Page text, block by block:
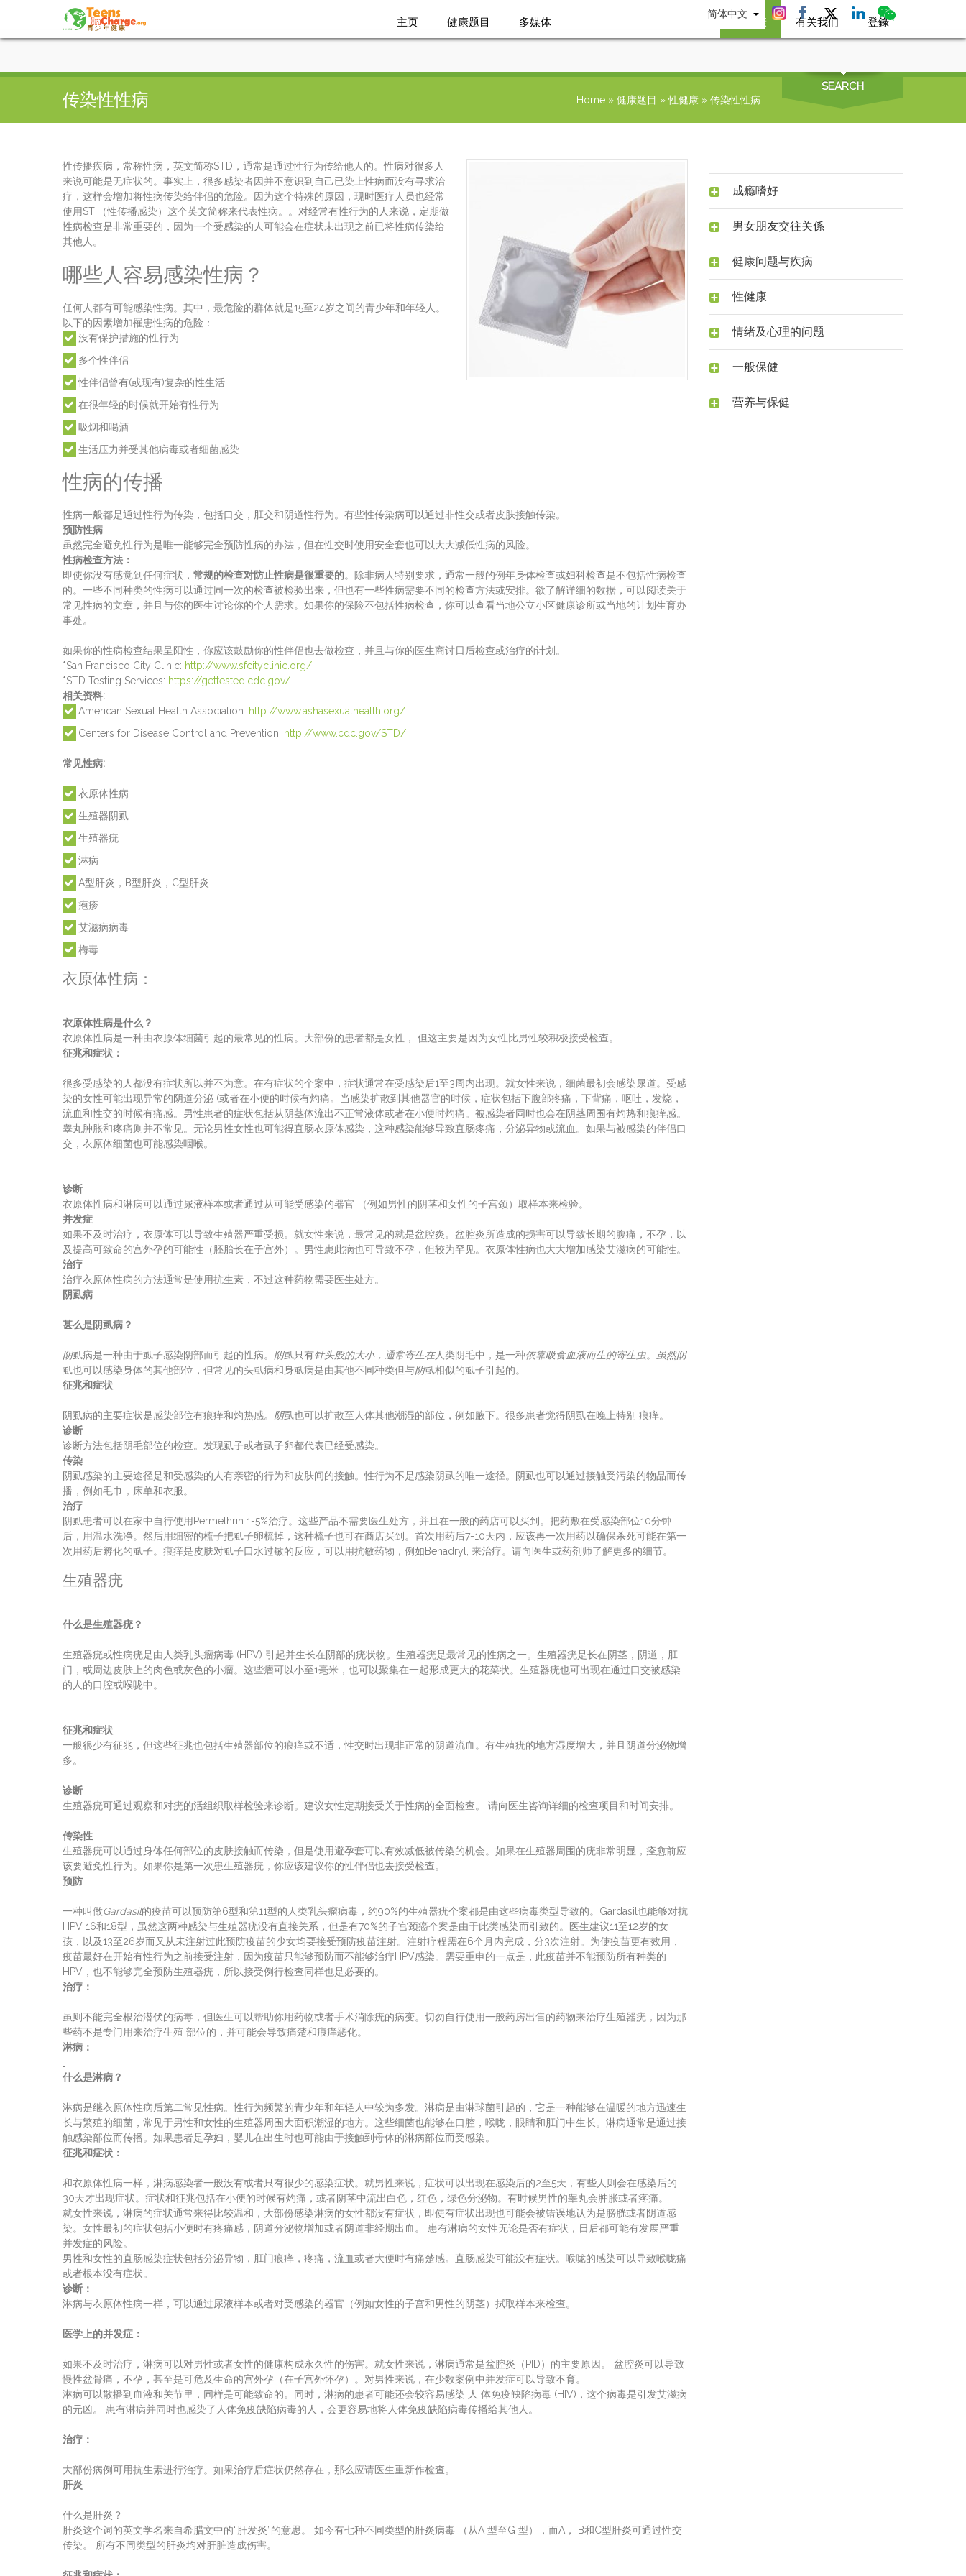
简体中文
主页 健康题目 多媒体 性健康 有关我们 登錄
SEARCH
传染性性病 Home » 健康题目 »性健康 » 传染性性病
成瘾嗜好
男女朋友交往关係
健康问题与疾病
性健康
情绪及心理的问题
一般保健
营养与保健
性传播疾病，常称性病，英文简称STD，通常是通过性行为传给他人的。性病对很多人
来说可能是无症状的。事实上，很多感染者因并不意识到自己已染上性病而没有寻求治
疗，这样会增加将性病传染给伴侣的危险。因为这个特殊的原因，现时医疗人员也经常
使用STI（性传播感染）这个英文简称来代表性病。。对经常有性行为的人来说，定期做
性病检查是非常重要的，因为一个受感染的人可能会在症状未出现之前已将性病传染给
其他人。
哪些人容易感染性病？
任何人都有可能感染性病。其中，最危险的群体就是15至24岁之间的青少年和年轻人。
以下的因素增加罹患性病的危险：
没有保护措施的性行为
多个性伴侣
性伴侣曾有(或现有)复杂的性生活
在很年轻的时候就开始有性行为
吸烟和喝酒
生活压力并受其他病毒或者细菌感染
性病的传播
性病一般都是通过性行为传染，包括口交，肛交和阴道性行为。有些性传染病可以通过非性交或者皮肤接触传染。
预防性病
虽然完全避免性行为是唯一能够完全预防性病的办法，但在性交时使用安全套也可以大大减低性病的风险。
性病检查方法：
即使你没有感觉到任何症状， 常规的检查对防止性病是很重要的。除非病人特别要求，通常一般的例年身体检查或妇科检查是不包括性病检查
的。一些不同种类的性病可以通过同一次的检查被检验出来，但也有一些性病需要不同的检查方法或安排。欲了解详细的数据，可以阅读关于
常见性病的文章，并且与你的医生讨论你的个人需求。如果你的保险不包括性病检查，你可以查看当地公立小区健康诊所或当地的计划生育办
事处。
如果你的性病检查结果呈阳性，你应该鼓励你的性伴侣也去做检查，并且与你的医生商讨日后检查或治疗的计划。
*San Francisco City Clinic: http://www.sfcityclinic.org/
*STD Testing Services: https://gettested.cdc.gov/
相关资料:
American Sexual Health Association: http://www.ashasexualhealth.org/
Centers for Disease Control and Prevention: http://www.cdc.gov/STD/
常见性病:
衣原体性病
生殖器阴虱
生殖器疣
淋病
A型肝炎，B型肝炎，C型肝炎
疱疹
艾滋病病毒
梅毒
衣原体性病：
衣原体性病是什么？
衣原体性病是一种由衣原体细菌引起的最常见的性病。大部份的患者都是女性， 但这主要是因为女性比男性较积极接受检查。
征兆和症状：
很多受感染的人都没有症状所以并不为意。在有症状的个案中，症状通常在受感染后1至3周内出现。就女性来说，细菌最初会感染尿道。受感
染的女性可能出现异常的阴道分泌 (或者在小便的时候有灼痛。当感染扩散到其他器官的时候，症状包括下腹部疼痛，下背痛，呕吐，发烧，
流血和性交的时候有痛感。男性患者的症状包括从阴茎体流出不正常液体或者在小便时灼痛。被感染者同时也会在阴茎周围有灼热和痕痒感。
睾丸肿胀和疼痛则并不常见。无论男性女性也可能得直肠衣原体感染，这种感染能够导致直肠疼痛，分泌异物或流血。如果与被感染的伴侣口
交，衣原体细菌也可能感染咽喉。
诊断
衣原体性病和淋病可以通过尿液样本或者通过从可能受感染的器官 （例如男性的阴茎和女性的子宫颈）取样本来检验。
并发症
如果不及时治疗，衣原体可以导致生殖器严重受损。就女性来说，最常见的就是盆腔炎。盆腔炎所造成的损害可以导致长期的腹痛，不孕，以
及提高可致命的宫外孕的可能性（胚胎长在子宫外）。男性患此病也可导致不孕，但较为罕见。衣原体性病也大大增加感染艾滋病的可能性。
治疗
治疗衣原体性病的方法通常是使用抗生素，不过这种药物需要医生处方。
阴虱病
甚么是阴虱病？
阴虱病是一种由于虱子感染阴部而引起的性病。 阴虱只有针头般的大小，通常寄生在人类阴毛中，是一种依靠吸食血液而生的寄生虫。
虽然阴
虱也可以感染身体的其他部位，但常见的头虱病和身虱病是由其他不同种类但与阴虱相似的虱子引起的。
征兆和症状
阴虱病的主要症状是感染部位有痕痒和灼热感。 阴虱也可以扩散至人体其他潮湿的部位，例如腋下。很多患者觉得阴虱在晚上特别 痕痒。
诊断
诊断方法包括阴毛部位的检查。发现虱子或者虱子卵都代表已经受感染。
传染
阴虱感染的主要途径是和受感染的人有亲密的行为和皮肤间的接触。性行为不是感染阴虱的唯一途径。阴虱也可以通过接触受污染的物品而传
播，例如毛巾，床单和衣服。
治疗
阴虱患者可以在家中自行使用Permethrin 1-5%治疗。这些产品不需要医生处方，并且在一般的药店可以买到。把药敷在受感染部位10分钟
后，用温水洗净。然后用细密的梳子把虱子卵梳掉，这种梳子也可在商店买到。首次用药后7-10天内，应该再一次用药以确保杀死可能在第一
次用药后孵化的虱子。痕痒是皮肤对虱子口水过敏的反应，可以用抗敏药物，例如Benadryl, 来治疗。请向医生或药剂师了解更多的细节。
生殖器疣
什么是生殖器疣？
生殖器疣或性病疣是由人类乳头瘤病毒 (HPV) 引起并生长在阴部的疣状物。生殖器疣是最常见的性病之一。生殖器疣是长在阴茎，阴道，肛
门，或周边皮肤上的肉色或灰色的小瘤。这些瘤可以小至1毫米，也可以聚集在一起形成更大的花菜状。生殖器疣也可出现在通过口交被感染
的人的口腔或喉咙中。
征兆和症状
一般很少有征兆，但这些征兆也包括生殖器部位的痕痒或不适，性交时出现非正常的阴道流血。有生殖疣的地方湿度增大，并且阴道分泌物增
多。
诊断
生殖器疣可通过观察和对疣的活组织取样检验来诊断。建议女性定期接受关于性病的全面检查。 请向医生咨询详细的检查项目和时间安排。
传染性
生殖器疣可以通过身体任何部位的皮肤接触而传染，但是使用避孕套可以有效减低被传染的机会。如果在生殖器周围的疣非常明显，痊愈前应
该要避免性行为。如果你是第一次患生殖器疣，你应该建议你的性伴侣也去接受检查。
预防
一种叫做Gardasil的疫苗可以预防第6型和第11型的人类乳头瘤病毒，约90%的生殖器疣个案都是由这些病毒类型导致的。Gardasil也能够对抗
HPV 16和18型，虽然这两种感染与生殖器疣没有直接关系，但是有70%的子宫颈癌个案是由于此类感染而引致的。医生建议11至12岁的女
孩，以及13至26岁而又从未注射过此预防疫苗的少女均要接受预防疫苗注射。注射疗程需在6个月内完成，分3次注射。为使疫苗更有效用，
疫苗最好在开始有性行为之前接受注射，因为疫苗只能够预防而不能够治疗HPV感染。需要重申的一点是，此疫苗并不能预防所有种类的
HPV，也不能够完全预防生殖器疣，所以接受例行检查同样也是必要的。
治疗：
虽则不能完全根治潜伏的病毒，但医生可以帮助你用药物或者手术消除疣的病变。切勿自行使用一般药房出售的药物来治疗生殖器疣，因为那
些药不是专门用来治疗生殖 部位的，并可能会导致痛楚和痕痒恶化。
淋病：
什么是淋病？
淋病是继衣原体性病后第二常见性病。性行为频繁的青少年和年轻人中较为多发。淋病是由淋球菌引起的，它是一种能够在温暖的地方迅速生
长与繁殖的细菌，常见于男性和女性的生殖器周围大面积潮湿的地方。这些细菌也能够在口腔，喉咙，眼睛和肛门中生长。淋病通常是通过接
触感染部位而传播。如果患者是孕妇，婴儿在出生时也可能由于接触到母体的淋病部位而受感染。
征兆和症状：
和衣原体性病一样，淋病感染者一般没有或者只有很少的感染症状。就男性来说，症状可以出现在感染后的2至5天，有些人则会在感染后的
30天才出现症状。症状和征兆包括在小便的时候有灼痛，或者阴茎中流出白色，红色，绿色分泌物。有时候男性的睾丸会肿胀或者疼痛。
就女性来说，淋病的症状通常来得比较温和，大部份感染淋病的女性都没有症状，即使有症状出现也可能会被错误地认为是膀胱或者阴道感
染。女性最初的症状包括小便时有疼痛感，阴道分泌物增加或者阴道非经期出血。 患有淋病的女性无论是否有症状，日后都可能有发展严重
并发症的风险。
男性和女性的直肠感染症状包括分泌异物，肛门痕痒，疼痛，流血或者大便时有痛楚感。直肠感染可能没有症状。喉咙的感染可以导致喉咙痛
或者根本没有症状。
诊断：
淋病与衣原体性病一样，可以通过尿液样本或者对受感染的器官（例如女性的子宫和男性的阴茎）拭取样本来检查。
医学上的并发症：
如果不及时治疗，淋病可以对男性或者女性的健康构成永久性的伤害。就女性来说，淋病通常是盆腔炎（PID）的主要原因。 盆腔炎可以导致
慢性盆骨痛，不孕，甚至是可危及生命的宫外孕（在子宫外怀孕）。对男性来说，在少数案例中并发症可以导致不育。
淋病可以散播到血液和关节里，同样是可能致命的。同时，淋病的患者可能还会较容易感染 人 体免疫缺陷病毒 (HIV)，这个病毒是引发艾滋病
的元凶。 患有淋病并同时也感染了人体免疫缺陷病毒的人，会更容易地将人体免疫缺陷病毒传播给其他人。
治疗：
大部份病例可用抗生素进行治疗。如果治疗后症状仍然存在，那么应请医生重新作检查。
肝炎
什么是肝炎？
肝炎这个词的英文学名来自希腊文中的“肝发炎”的意思。 如今有七种不同类型的肝炎病毒 （从A 型至G 型），而A， B和C型肝炎可通过性交
传染。 所有不同类型的肝炎均对肝脏造成伤害。